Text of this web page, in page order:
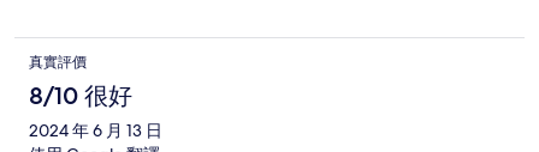
真實評價
8/10 很好
2024 年 6 月 13 日